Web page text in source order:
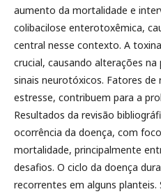
aumento da mortalidade e
colibacilose enterotoxêmica,
central nesse contexto. A
crucial, causando alterações na
sinais neurotóxicos. Fatores
estresse, contribuem para a
Resultados da revisão
ocorrência da doença, com
mortalidade, principalmente
desafios. O ciclo da doença
recorrentes em alguns planteis.